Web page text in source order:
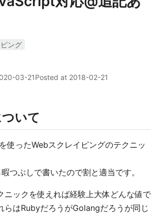
ング
03-21Posted at 2018-02-21
いて
使ったWebスクレイピングのテクニッ
つぶしで書いたので割と適当です。
ニックを使えれば経験上大体どんな値で
らはRubyだろうがGolangだろうが同じ